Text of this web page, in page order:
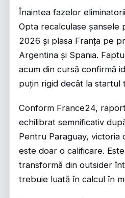
Înaintea fazelor
Opta recalculase șansele
2026 și plasa Franța pe
Argentina și Spania.
acum din cursă confirmă
puțin rigid decât la startul
Conform France24,
echilibrat semnificativ
Pentru Paraguay, victoria
este doar o calificare.
transformă din outsider
trebuie luată în calcul în